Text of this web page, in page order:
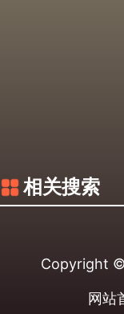
相关搜索
Copyright
网站